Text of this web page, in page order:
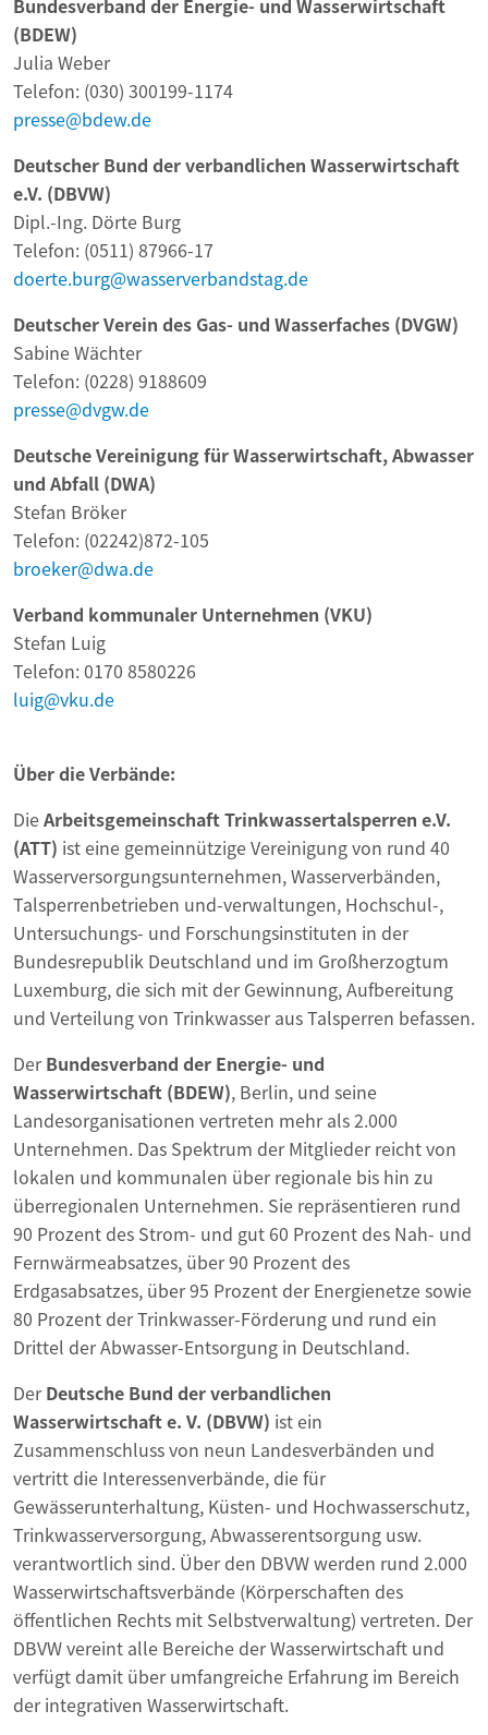
(BDEW)
Julia Weber
Telefon: (030) 300199-1174
presse@bdew.de
Deutscher Bund der verbandlichen Wasserwirtschaft
e.V. (DBVW)
Dipl.-Ing. Dörte Burg
Telefon: (0511) 87966-17
doerte.burg@wasserverbandstag.de
Deutscher Verein des Gas- und Wasserfaches (DVGW)
Sabine Wächter
Telefon: (0228) 9188609
presse@dvgw.de
Deutsche Vereinigung für Wasserwirtschaft, Abwasser
und Abfall (DWA)
Stefan Bröker
Telefon: (02242)872-105
broeker@dwa.de
Verband kommunaler Unternehmen (VKU)
Stefan Luig
Telefon: 0170 8580226
luig@vku.de
Über die Verbände:
DieArbeitsgemeinschaft Trinkwassertalsperren e.V.
(ATT) ist eine gemeinnützige Vereinigung von rund 40
Wasserversorgungsunternehmen, Wasserverbänden,
Talsperrenbetrieben und-verwaltungen, Hochschul-,
Untersuchungs- und Forschungsinstituten in der
Bundesrepublik Deutschland und im Großherzogtum
Luxemburg, die sich mit der Gewinnung, Aufbereitung
und Verteilung von Trinkwasser aus Talsperren befassen.
DerBundesverband der Energie- und
Wasserwirtschaft (BDEW), Berlin, und seine
Landesorganisationen vertreten mehr als 2.000
Unternehmen. Das Spektrum der Mitglieder reicht von
lokalen und kommunalen über regionale bis hin zu
überregionalen Unternehmen. Sie repräsentieren rund
90 Prozent des Strom- und gut 60 Prozent des Nah- und
Fernwärmeabsatzes, über 90 Prozent des
Erdgasabsatzes, über 95 Prozent der Energienetze sowie
80 Prozent der Trinkwasser-Förderung und rund ein
Drittel der Abwasser-Entsorgung in Deutschland.
DerDeutsche Bund der verbandlichen
Wasserwirtschaft e. V. (DBVW) ist ein
Zusammenschluss von neun Landesverbänden und
vertritt die Interessenverbände, die für
Gewässerunterhaltung, Küsten- und Hochwasserschutz,
Trinkwasserversorgung, Abwasserentsorgung usw.
verantwortlich sind. Über den DBVW werden rund 2.000
Wasserwirtschaftsverbände (Körperschaften des
öffentlichen Rechts mit Selbstverwaltung) vertreten. Der
DBVW vereint alle Bereiche der Wasserwirtschaft und
verfügt damit über umfangreiche Erfahrung im Bereich
der integrativen Wasserwirtschaft.